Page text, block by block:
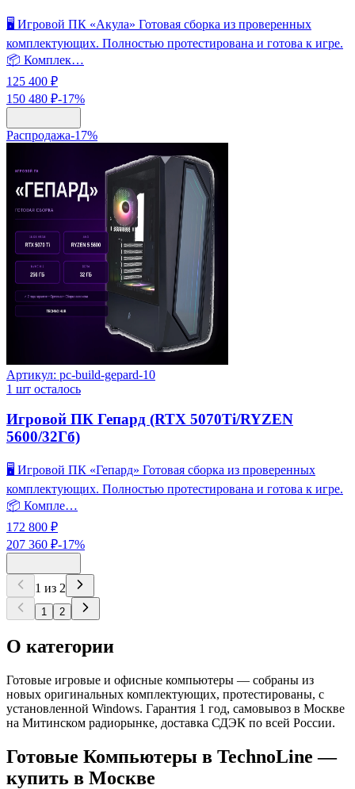
🖥️ Игровой ПК «Акула» Готовая сборка из проверенных
комплектующих. Полностью протестирована и готова к игре.
📦 Комплек…
125 400 ₽
150 480 ₽-17%
Распродажа-17%
Артикул: pc-build-gepard-10
1 шт осталось
Игровой ПК Гепард (RTX 5070Ti/RYZEN
5600/32Гб)
🖥️ Игровой ПК «Гепард» Готовая сборка из проверенных
комплектующих. Полностью протестирована и готова к игре.
📦 Компле…
172 800 ₽
207 360 ₽-17%
1 из 2
1 2
О категории
Готовые игровые и офисные компьютеры — собраны из
новых оригинальных комплектующих, протестированы, с
установленной Windows. Гарантия 1 год, самовывоз в Москве
на Митинском радиорынке, доставка СДЭК по всей России.
Готовые Компьютеры в TechnoLine —
купить в Москве